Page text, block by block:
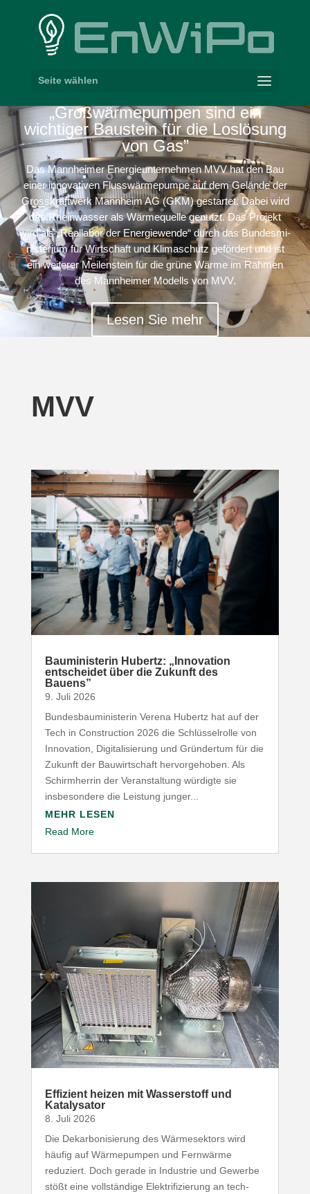
Seite wählen
„Groß­wär­me­pumpen sind ein
wichtiger Baustein für die Loslösung
von Gas”
Das Mann­heimer Ener­gie­un­ter­nehmenMVVhat den Bau
einer inno­va­tiven Fluss­wär­me­pumpe auf dem Gelände der
Gross­kraftwerk MannheimAG(GKM) gestartet. Dabei wird
das Rhein­wasser als Wärme­quelle genutzt. Das Projekt
wird als „Reallabor der Ener­gie­wende“ durch das Bundes­mi­
nis­terium für Wirt­schaft und Klima­schutz gefördert und ist
ein weiterer Meilen­stein für die grüne Wärme im Rahmen
des Mann­heimer Modells von MVV.
Lesen Sie mehr
MVV
Baumi­nis­terin Hubertz: „Inno­vation
entscheidet über die Zukunft des
Bauens”
9. Juli 2026
Bundesbauministerin Verena Hubertz hat auf der
Tech in Construction 2026 die Schlüsselrolle von
Innovation, Digitalisierung und Gründertum für die
Zukunft der Bauwirtschaft hervorgehoben. Als
Schirmherrin der Veranstaltung würdigte sie
insbesondere die Leistung junger...
MEHR LESEN
Read More
Effizient heizen mit Wasser­stoff und
Katalysator
8. Juli 2026
Die Dekar­bo­ni­sierung des Wärme­sektors wird
häufig auf Wärme­pumpen und Fernwärme
reduziert. Doch gerade in Industrie und Gewerbe
stößt eine voll­ständige Elek­tri­fi­zierung an tech­